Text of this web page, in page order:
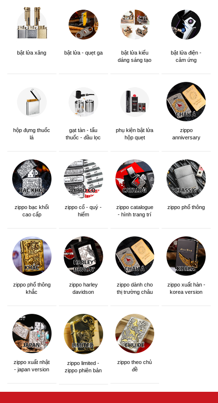
bật lửa xăng bật lửa - quẹt ga
bật lửa kiểu
dáng sáng tạo
bật lửa điện -
cảm ứng
hộp đựng thuốc
lá
gạt tàn - tẩu
thuốc - đầu lọc
phụ kiện bật lửa
hộp quẹt
zippo
anniversary
zippo bạc khối
cao cấp
zippo cổ - quý -
hiếm
zippo catalogue
- hình trang trí
zippo phổ thông
zippo phổ thông
khắc
zippo harley
davidson
zippo dành cho
thị trường châu
zippo xuất hàn -
korea version
zippo xuất nhật
- japan version
zippo limited -
zippo phiên bản
zippo theo chủ
đề